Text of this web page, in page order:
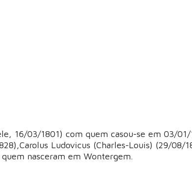
16/03/1801) com quem casou-se em 03/01/
Ludovicus (Charles-Louis) (29/08/
nasceram em Wontergem.